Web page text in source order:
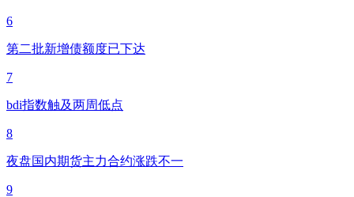
6
第二批新增债额度已下达
7
bdi指数触及两周低点
8
夜盘国内期货主力合约涨跌不一
9